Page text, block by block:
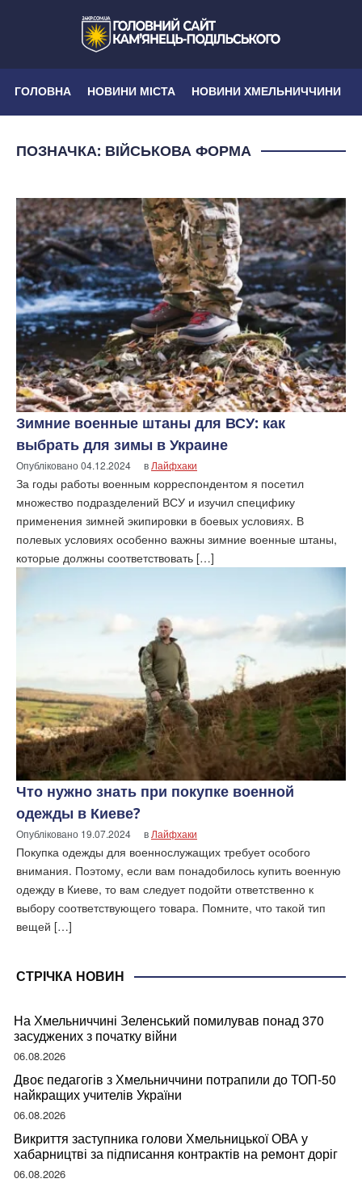
ГОЛОВНА НОВИНИ МІСТА НОВИНИ ХМЕЛЬНИЧЧИНИ
ПОЗНАЧКА: ВІЙСЬКОВА ФОРМА
Зимние военные штаны для ВСУ: как
выбрать для зимы в Украине
Опубліковано04.12.2024 в Лайфхаки
За годы работы военным корреспондентом я посетил
множество подразделений ВСУ и изучил специфику
применения зимней экипировки в боевых условиях. В
полевых условиях особенно важны зимние военные штаны,
которые должны соответствовать […]
Что нужно знать при покупке военной
одежды в Киеве?
Опубліковано 19.07.2024 в Лайфхаки
Покупка одежды для военнослужащих требует особого
внимания. Поэтому, если вам понадобилось купить военную
одежду в Киеве, то вам следует подойти ответственно к
выбору соответствующего товара. Помните, что такой тип
вещей […]
СТРІЧКА НОВИН
На Хмельниччині Зеленський помилував понад 370
засуджених з початку війни
06.08.2026
Двоє педагогів з Хмельниччини потрапили до ТОП-50
найкращих учителів України
06.08.2026
Викриття заступника голови Хмельницької ОВА у
хабарництві за підписання контрактів на ремонт доріг
06.08.2026